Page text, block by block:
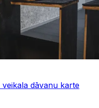
veikala dāvanu karte